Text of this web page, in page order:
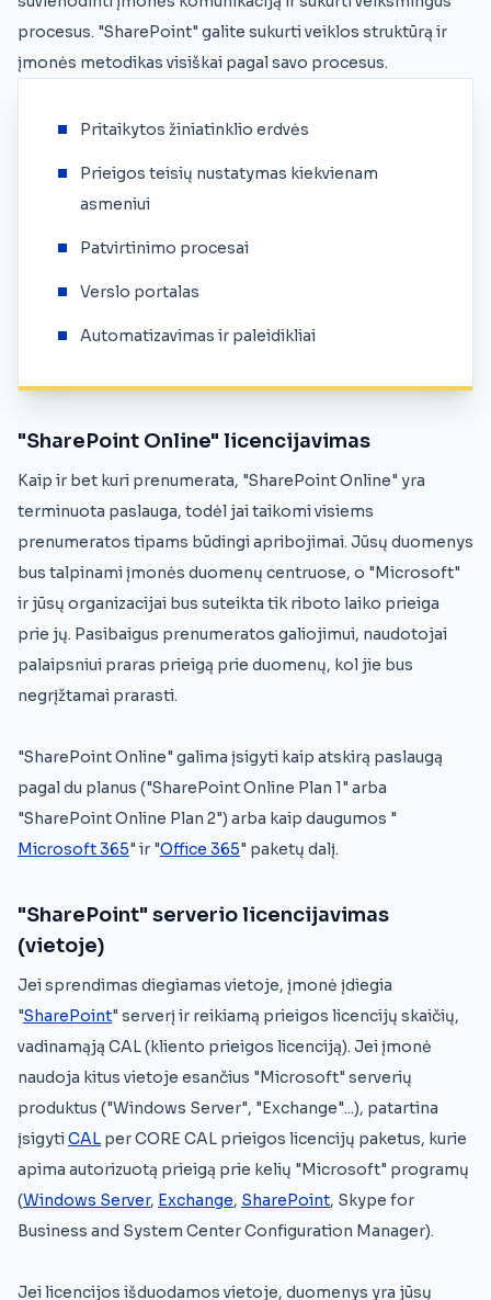
procesus. "SharePoint" galite sukurti veiklos struktūrą ir
įmonės metodikas visiškai pagal savo procesus.
Pritaikytos žiniatinklio erdvės
Prieigos teisių nustatymas kiekvienam
asmeniui
Patvirtinimo procesai
Verslo portalas
Automatizavimas ir paleidikliai
"SharePoint Online" licencijavimas
Kaip ir bet kuri prenumerata, "SharePoint Online" yra
terminuota paslauga, todėl jai taikomi visiems
prenumeratos tipams būdingi apribojimai. Jūsų duomenys
bus talpinami įmonės duomenų centruose, o "Microsoft"
ir jūsų organizacijai bus suteikta tik riboto laiko prieiga
prie jų. Pasibaigus prenumeratos galiojimui, naudotojai
palaipsniui praras prieigą prie duomenų, kol jie bus
negrįžtamai prarasti.
"SharePoint Online" galima įsigyti kaip atskirą paslaugą
pagal du planus ("SharePoint Online Plan 1" arba
"SharePoint Online Plan 2") arba kaip daugumos "
Microsoft 365" ir "Office 365" paketų dalį.
"SharePoint" serverio licencijavimas
(vietoje)
Jei sprendimas diegiamas vietoje, įmonė įdiegia
"SharePoint" serverį ir reikiamą prieigos licencijų skaičių,
vadinamąją CAL (kliento prieigos licenciją). Jei įmonė
naudoja kitus vietoje esančius "Microsoft" serverių
produktus ("Windows Server", "Exchange"...), patartina
įsigytiCAL per CORE CAL prieigos licencijų paketus, kurie
apima autorizuotą prieigą prie kelių "Microsoft" programų
(Windows Server, Exchange, SharePoint, Skype for
Business and System Center Configuration Manager).
Jei licencijos išduodamos vietoje, duomenys yra jūsų